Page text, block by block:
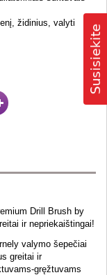
židinius, valyti
Drill Brush by
ir nepriekaištingai!
valymo šepečiai
greitai ir
gręžtuvams